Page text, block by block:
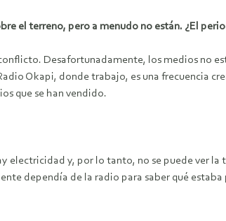
el terreno, pero a menudo no están. ¿El
Desafortunadamente, los medios no
Okapi, donde trabajo, es una frecuencia
que se han vendido.
y, por lo tanto, no se puede ver
dependía de la radio para saber qué